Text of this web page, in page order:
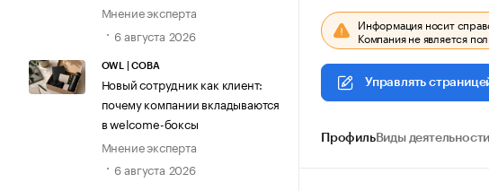
Мнение эксперта
6 августа 2026
OWL | СОВА
Новый сотрудник как клиент:
почему компании вкладываются
в welcome-боксы
Мнение эксперта
6 августа 2026
Информация носит
Компания не является
Управлять
ПрофильВиды деятельности